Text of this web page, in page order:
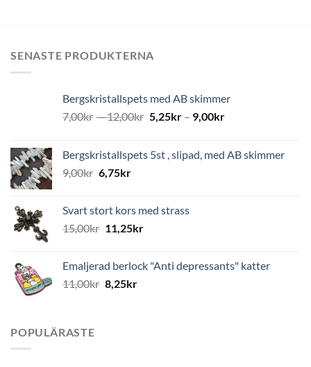
SENASTE PRODUKTERNA
Bergskristallspets med AB skimmer
7,00kr –12,00kr 5,25kr– 9,00kr
Bergskristallspets 5st , slipad, med AB skimmer
9,00kr 6,75kr
Svart stort kors med strass
15,00kr 11,25kr
Emaljerad berlock "Anti depressants" katter
11,00kr 8,25kr
POPULÄRASTE